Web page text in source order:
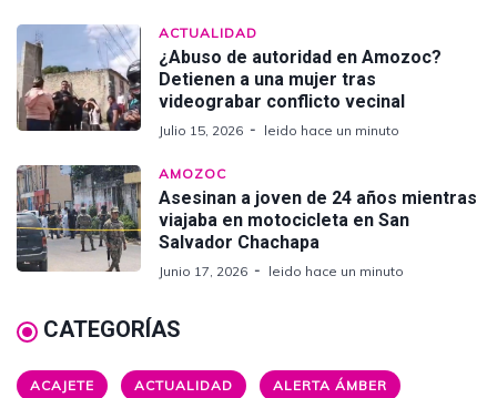
ACTUALIDAD
¿Abuso de autoridad en Amozoc?
Detienen a una mujer tras
videograbar conflicto vecinal
Julio 15, 2026 leido hace un minuto
AMOZOC
Asesinan a joven de 24 años mientras
viajaba en motocicleta en San
Salvador Chachapa
Junio 17, 2026 leido hace un minuto
CATEGORÍAS
ACAJETE ACTUALIDAD ALERTA ÁMBER